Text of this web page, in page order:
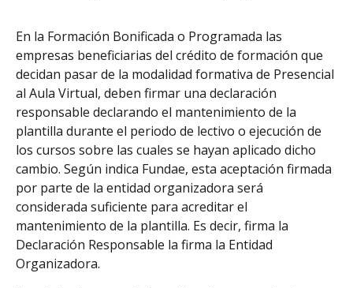
En la Formación Bonificada o Programada las
empresas beneficiarias del crédito de formación que
decidan pasar de la modalidad formativa de Presencial
al Aula Virtual, deben firmar una declaración
responsable declarando el mantenimiento de la
plantilla durante el periodo de lectivo o ejecución de
los cursos sobre las cuales se hayan aplicado dicho
cambio. Según indica Fundae, esta aceptación firmada
por parte de la entidad organizadora será
considerada suficiente para acreditar el
mantenimiento de la plantilla. Es decir, firma la
Declaración Responsable la firma la Entidad
Organizadora.